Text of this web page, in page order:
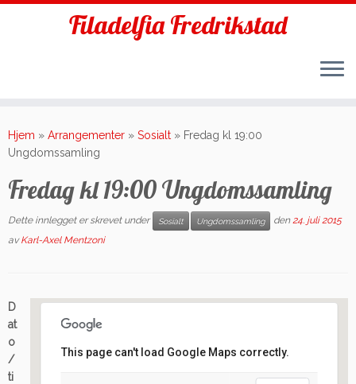
to
content
Filadelfia Fredrikstad
Hjem » Arrangementer » Sosialt » Fredag kl 19:00
Ungdomssamling
Fredag kl 19:00 Ungdomssamling
Dette innlegget er skrevet under Sosialt Ungdomssamling den24. juli 2015
avKarl-Axel Mentzoni
This page can't load Google Maps correctly.
D
at
o
/
ti